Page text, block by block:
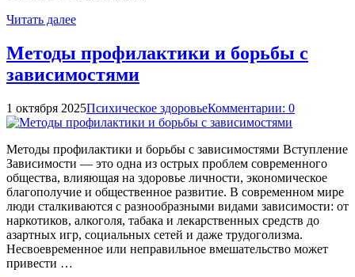
Читать далее
Методы профилактики и борьбы с
зависимостями
1 октября 2025Психическое здоровьеКомментарии: 0
Методы профилактики и борьбы с зависимостями Вступление
Зависимости — это одна из острых проблем современного
общества, влияющая на здоровье личности, экономическое
благополучие и общественное развитие. В современном мире
люди сталкиваются с разнообразными видами зависимости: от
наркотиков, алкоголя, табака и лекарственных средств до
азартных игр, социальных сетей и даже трудоголизма.
Несвоевременное или неправильное вмешательство может
привести …